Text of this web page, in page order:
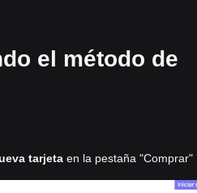
el método de
tarjeta en la pestaña "Comprar"